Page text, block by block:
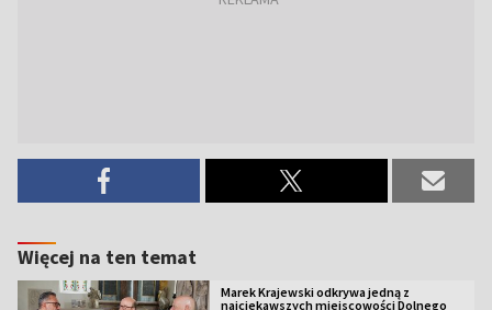
Więcej na ten temat
Marek Krajewski odkrywa jedną z
najciekawszych miejscowości Dolnego